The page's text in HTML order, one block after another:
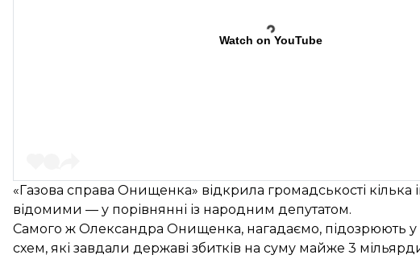
Watch on YouTube
«Газова справа Онищенка» відкрила громадськості кілька
відомими — у порівнянні із народним депутатом.
Самого ж Олександра Онищенка, нагадаємо, підозрюють у
схем, які завдали державі збитків на суму майже 3